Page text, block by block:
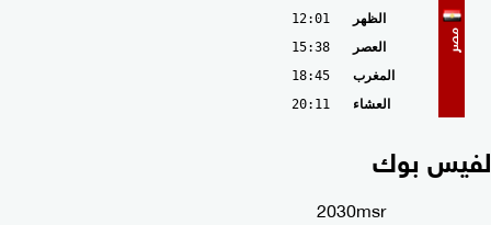
مصر
الظهر
12:01
العصر
15:38
المغرب
18:45
العشاء
20:11
بوك
2030msr